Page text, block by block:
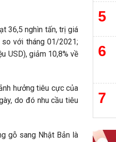
36,5 nghìn tấn, trị giá
so với tháng 01/2021;
USD), giảm 10,8% về
hưởng tiêu cực của
do đó nhu cầu tiêu
gỗ sang Nhật Bản là